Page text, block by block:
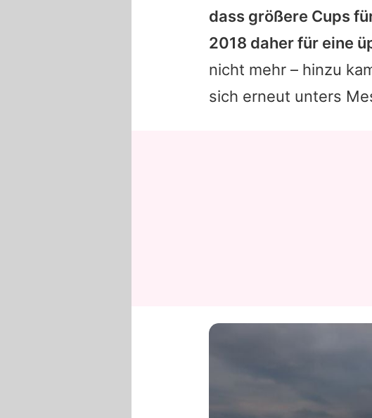
dass größere Cups
2018 daher für eine
nicht mehr – hinzu
sich erneut unters